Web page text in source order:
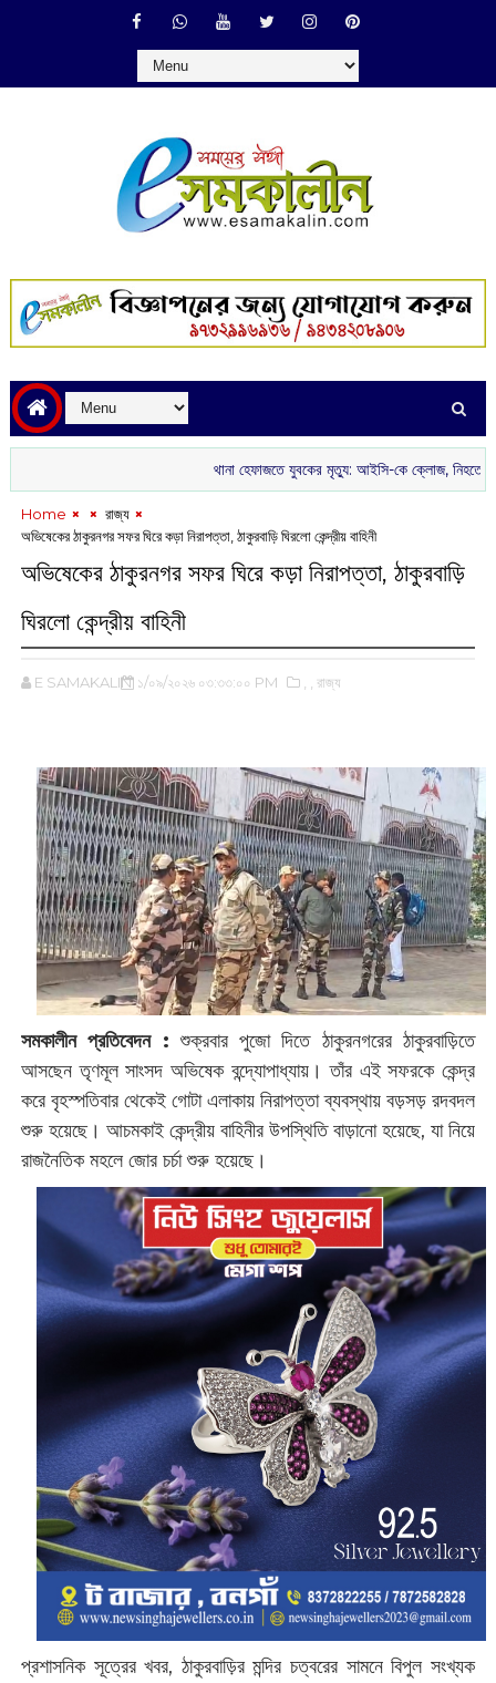
থানা হেফাজতে যুবকের মৃত্যু: আইসি-কে ক্লোজ, নিহতের পরিবারকে
Home
‌ রাজ্য
অভিষেকের ঠাকুরনগর সফর ঘিরে কড়া নিরাপত্তা, ঠাকুরবাড়ি ঘিরলো কেন্দ্রীয় বাহিনী
অভিষেকের ঠাকুরনগর সফর ঘিরে কড়া নিরাপত্তা, ঠাকুরবাড়ি
ঘিরলো কেন্দ্রীয় বাহিনী
E SAMAKALIN ১/০৯/২০২৬ ০৩:৩৩:০০ PM ,‌ ,‌ রাজ্য
সমকালীন প্রতিবেদন : শুক্রবার পুজো দিতে ঠাকুরনগরের ঠাকুরবাড়িতে
আসছেন তৃণমূল সাংসদ অভিষেক বন্দ্যোপাধ্যায়। তাঁর এই সফরকে কেন্দ্র
করে বৃহস্পতিবার থেকেই গোটা এলাকায় নিরাপত্তা ব্যবস্থায় বড়সড় রদবদল
শুরু হয়েছে। আচমকাই কেন্দ্রীয় বাহিনীর উপস্থিতি বাড়ানো হয়েছে, যা নিয়ে
রাজনৈতিক মহলে জোর চর্চা শুরু হয়েছে।
প্রশাসনিক সূত্রের খবর, ঠাকুরবাড়ির মন্দির চত্বরের সামনে বিপুল সংখ্যক